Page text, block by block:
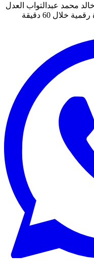
محمد عبدالتواب العدل
(ترخيص وزارة العدل رقم 701) · مسودة رقمية خلال 60 دقيقة